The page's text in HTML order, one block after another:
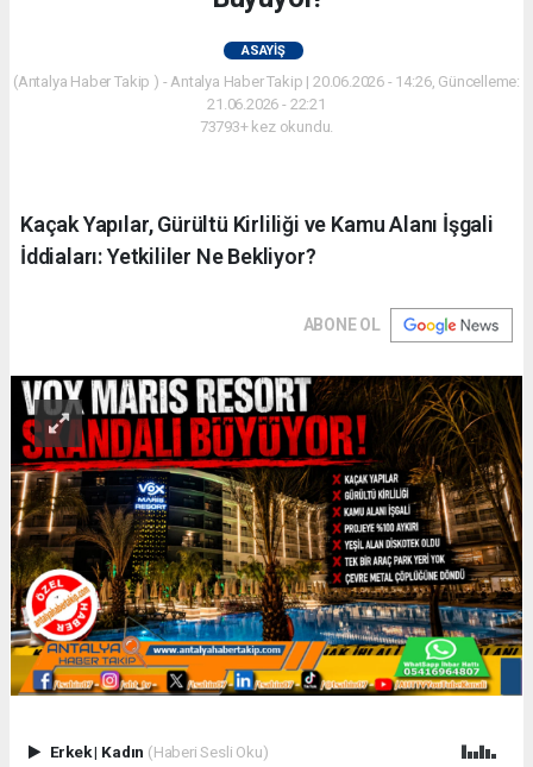
ASAYIŞ
(Antalya Haber Takip ) - Antalya Haber Takip | 20.06.2026 - 14:26, Güncelleme:
21.06.2026 - 22:21
73793+ kez okundu.
Kaçak Yapılar, Gürültü Kirliliği ve Kamu Alanı İşgali
İddiaları: Yetkililer Ne Bekliyor?
ABONE OL
Erkek| Kadın (Haberi Sesli Oku)